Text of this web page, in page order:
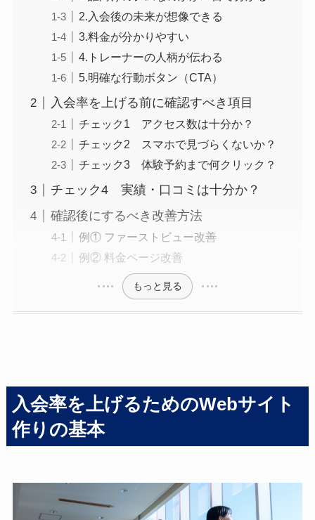
2.入会後の未来が想像できる
3.料金が分かりやすい
4.トレーナーの人柄が伝わる
5.明確な行動ボタン（CTA）
入会率を上げる前に確認すべき項目
チェック1 アクセス数は十分か？
チェック2 スマホで見づらくないか？
チェック3 体験予約まで何クリック？
チェック4 実績・口コミは十分か？
確認後にするべき改善方法
例① ファーストビュー改善
例② 料金ページ改善
もっと見る
入会率を上げるためのWebサイト
作りの基本